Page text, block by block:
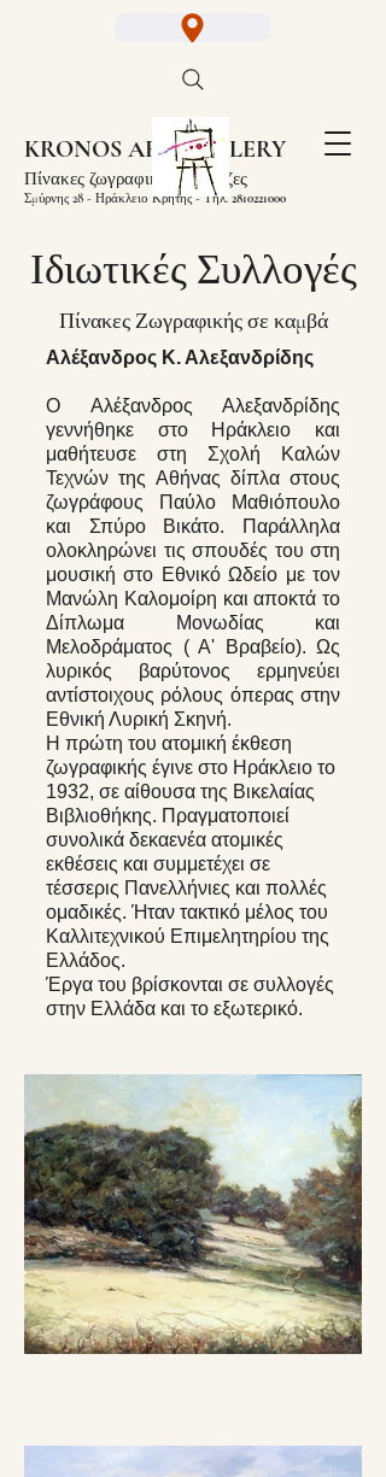
KRONOS ART GALLERY
Πίνακες ζωγραφικής Κορνίζες
Σμύρνης 28 - Ηράκλειο Κρήτης - Τηλ. 2810221000
Ιδιωτικές Συλλογές
Πίνακες Ζωγραφικής σε καμβά
Αλέξανδρος Κ. Αλεξανδρίδης
Ο Αλέξανδρος Αλεξανδρίδης
γεννήθηκε στο Ηράκλειο και
μαθήτευσε στη Σχολή Καλών
Τεχνών της Αθήνας δίπλα στους
ζωγράφους Παύλο Μαθιόπουλο
και Σπύρο Βικάτο. Παράλληλα
ολοκληρώνει τις σπουδές του στη
μουσική στο Εθνικό Ωδείο με τον
Μανώλη Καλομοίρη και αποκτά το
Δίπλωμα Μονωδίας και
Μελοδράματος ( Α' Βραβείο). Ως
λυρικός βαρύτονος ερμηνεύει
αντίστοιχους ρόλους όπερας στην
Εθνική Λυρική Σκηνή.
Η πρώτη του ατομική έκθεση
ζωγραφικής έγινε στο Ηράκλειο το
1932, σε αίθουσα της Βικελαίας
Βιβλιοθήκης. Πραγματοποιεί
συνολικά δεκαενέα ατομικές
εκθέσεις και συμμετέχει σε
τέσσερις Πανελλήνιες και πολλές
ομαδικές. Ήταν τακτικό μέλος του
Καλλιτεχνικού Επιμελητηρίου της
Ελλάδος.
Έργα του βρίσκονται σε συλλογές
στην Ελλάδα και το εξωτερικό.